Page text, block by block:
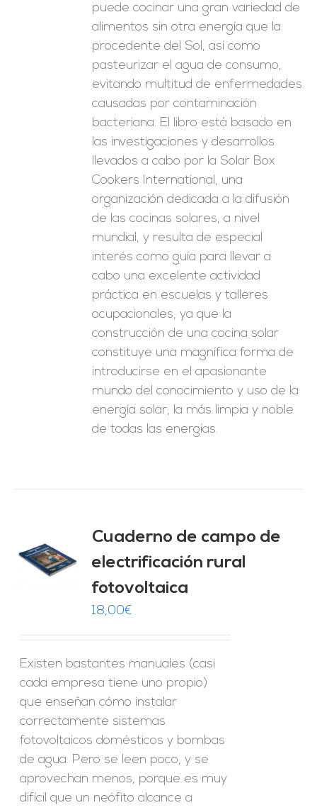
puede cocinar una gran variedad de
alimentos sin otra energía que la
procedente del Sol, así como
pasteurizar el agua de consumo,
evitando multitud de enfermedades
causadas por contaminación
bacteriana. El libro está basado en
las investigaciones y desarrollos
llevados a cabo por la Solar Box
Cookers International, una
organización dedicada a la difusión
de las cocinas solares, a nivel
mundial, y resulta de especial
interés como guía para llevar a
cabo una excelente actividad
práctica en escuelas y talleres
ocupacionales, ya que la
construcción de una cocina solar
constituye una magnífica forma de
introducirse en el apasionante
mundo del conocimiento y uso de la
energía solar, la más limpia y noble
de todas las energías.
Cuaderno de campo de
electrificación rural
fotovoltaica
18,00€
Existen bastantes manuales (casi
cada empresa tiene uno propio)
que enseñan cómo instalar
correctamente sistemas
fotovoltaicos domésticos y bombas
de agua. Pero se leen poco, y se
aprovechan menos, porque es muy
difícil que un neófito alcance a